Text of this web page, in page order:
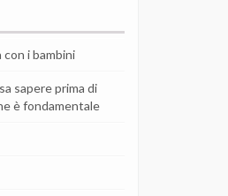
i bambini
sapere prima di
è fondamentale